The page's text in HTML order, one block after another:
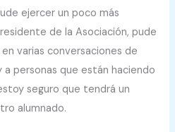
ejercer un poco más
de la Asociación, pude
varias conversaciones de
personas que están haciendo
seguro que tendrá un
alumnado.